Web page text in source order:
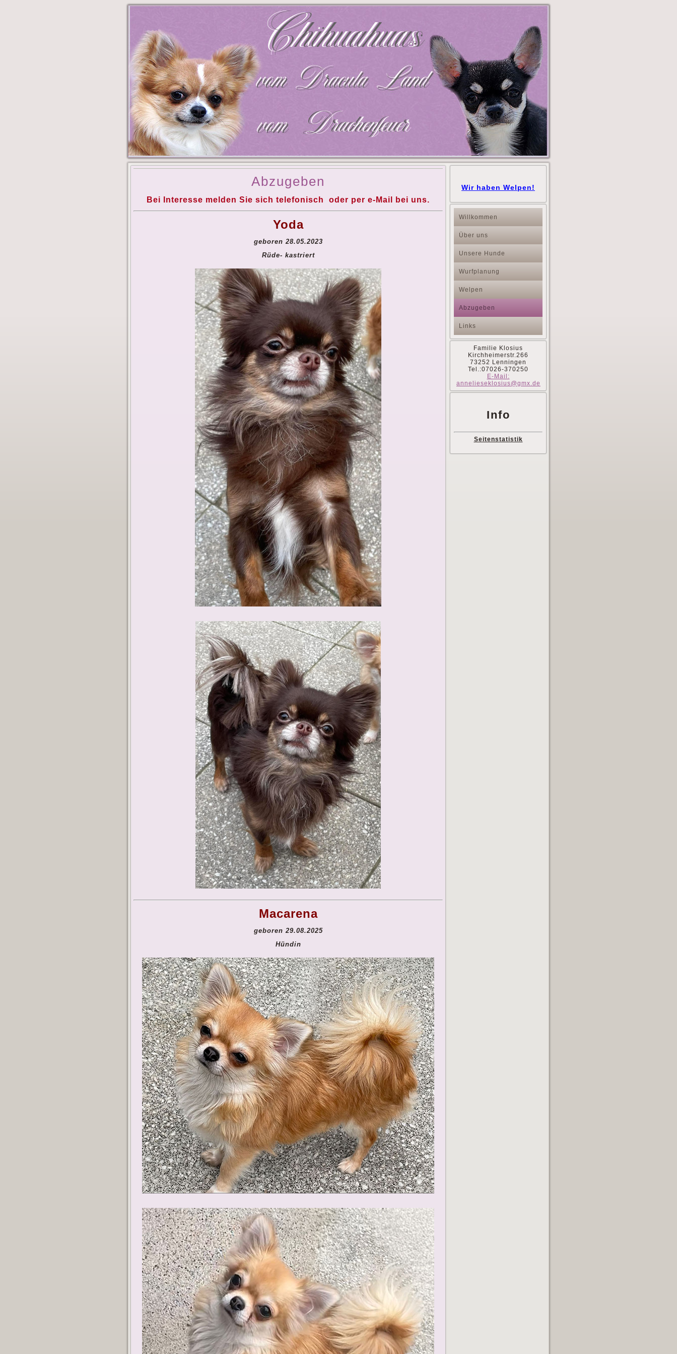
Abzugeben
Bei Interesse melden Sie sich telefonisch oder per e-Mail bei uns.
Yoda
geboren 28.05.2023
Rüde- kastriert
Macarena
geboren 29.08.2025
Hündin
Wir haben Welpen!
Willkommen
Über uns
Unsere Hunde
Wurfplanung
Welpen
Abzugeben
Links
Familie Klosius
Kirchheimerstr.266
73252 Lenningen
Tel.:07026-370250
E-Mail:
annelieseklosius@gmx.de
Info
Seitenstatistik